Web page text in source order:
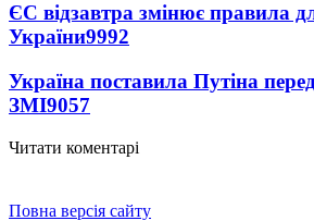
ЄС відзавтра змінює правила
України9992
Україна поставила Путіна
ЗМІ9057
Читати коментарі
Повна версія сайту